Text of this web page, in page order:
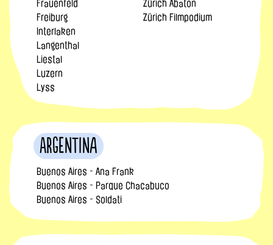
Frauenfeld
Freiburg
Interlaken
Langenthal
Liestal
Luzern
Lyss
Zürich Abaton
Zürich Filmpodium
Argentina
Buenos Aires - Ana Frank
Buenos Aires - Parque Chacabuco
Buenos Aires - Soldati